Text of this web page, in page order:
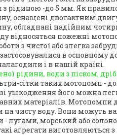
рідиною -до 5 мм. Як
оснащені двотактним
обладнані надійним
відносяться пожежні
з чистої або злегка
в основному
і в нашій країні.
рідини, води з піском,
сітки таких мотопомп -
ушкодження його можна
матеріалів. Мотопомпи
чисту воду. Вони можуть
лугами, морський або
агрегати виготовляються з